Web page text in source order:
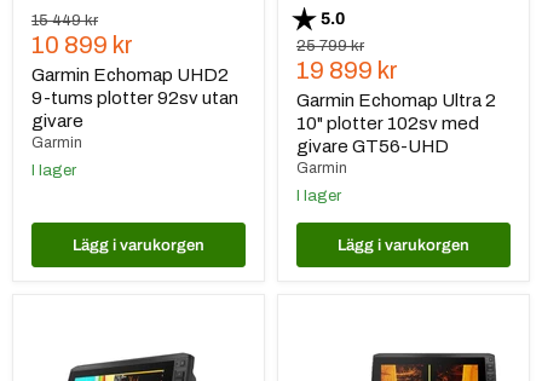
Ursprungspris
15 449 kr
Nuvarande
pris
10 899 kr
Garmin Echomap UHD2
9-tums plotter 92sv utan
givare
Garmin
I lager
Lägg i varukorgen
Betyg:
5.0
Ursprungspris
25 799 kr
Nuvarande
pris
19 899 kr
Garmin Echomap Ultra 2
10" plotter 102sv med
givare GT56-UHD
Garmin
I lager
Lägg i varukorgen